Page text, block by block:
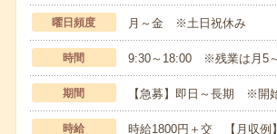
曜日頻度 月～金 ※土日祝休み
時間 9:30～18:00 ※残業は月5
期間 【急募】即日～長期 ※開
時給 時給1800円＋交 【月収例